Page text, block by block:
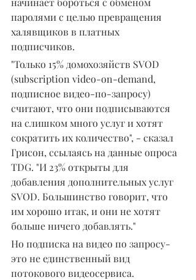
паролями с целью превращения
халявщиков в платных
подписчиков.
"Только 15% домохозяйств SVOD
(subscription video-on-demand,
подписное видео-по-запросу)
считают, что они подписываются
на слишком много услуг и хотят
сократить их количество", - сказал
Грисон, ссылаясь на данные опроса
TDG. "И 23% открыты для
добавления дополнительных услуг
SVOD. Большинство говорит, что
им хорошо итак, и они не хотят
больше ничего добавлять."
Но подписка на видео по запросу-
это не единственный вид
потокового видеосервиса.